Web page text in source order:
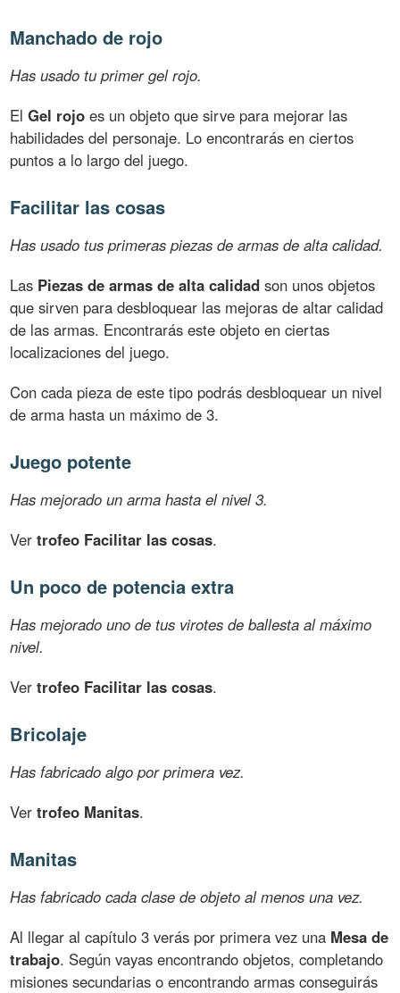
Manchado de rojo
Has usado tu primer gel rojo.
ElGel rojo es un objeto que sirve para mejorar las
habilidades del personaje. Lo encontrarás en ciertos
puntos a lo largo del juego.
Facilitar las cosas
Has usado tus primeras piezas de armas de alta calidad.
Las Piezas de armas de alta calidad son unos objetos
que sirven para desbloquear las mejoras de altar calidad
de las armas. Encontrarás este objeto en ciertas
localizaciones del juego.
Con cada pieza de este tipo podrás desbloquear un nivel
de arma hasta un máximo de 3.
Juego potente
Has mejorado un arma hasta el nivel 3.
Vertrofeo Facilitar las cosas.
Un poco de potencia extra
Has mejorado uno de tus virotes de ballesta al máximo
nivel.
Vertrofeo Facilitar las cosas.
Bricolaje
Has fabricado algo por primera vez.
Vertrofeo Manitas.
Manitas
Has fabricado cada clase de objeto al menos una vez.
Al llegar al capítulo 3 verás por primera vez una Mesa de
trabajo. Según vayas encontrando objetos, completando
misiones secundarias o encontrando armas conseguirás